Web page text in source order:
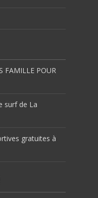
FAMILLE POUR
surf de La
gratuites à